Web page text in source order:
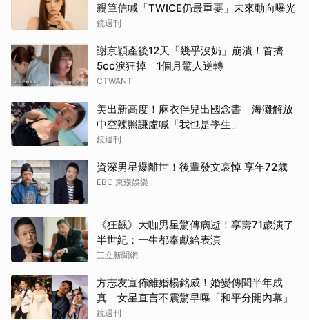
親筆信喊「TWICE仍最重要」未來動向曝光
鏡週刊
謝京穎產後12天「幾乎沒奶」崩潰！首擠
5cc淚狂掉 1個月驚人逆轉
CTWANT
美出新高度！麻衣伴兒出國念書 海灘解放
中空辣照謙虛喊「我也是學生」
鏡週刊
資深男星爆離世！後輩發文哀悼 享年72歲
EBC 東森娛樂
《狂飆》大咖男星驚傳病逝！享壽71歲演了
半世紀：一生都奉獻給表演
三立新聞網
方志友宣佈離婚楊銘威！婚變傳聞半年成
真 女星直言不震驚早曝「和平分開內幕」
鏡週刊